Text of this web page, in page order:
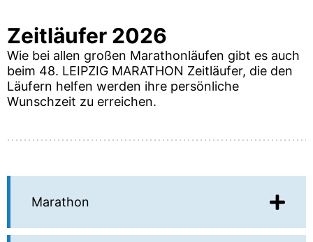
Zeitläufer 2026
Wie bei allen großen Marathonläufen gibt es auch
beim 48. LEIPZIG MARATHON Zeitläufer, die den
Läufern helfen werden ihre persönliche
Wunschzeit zu erreichen.
Marathon